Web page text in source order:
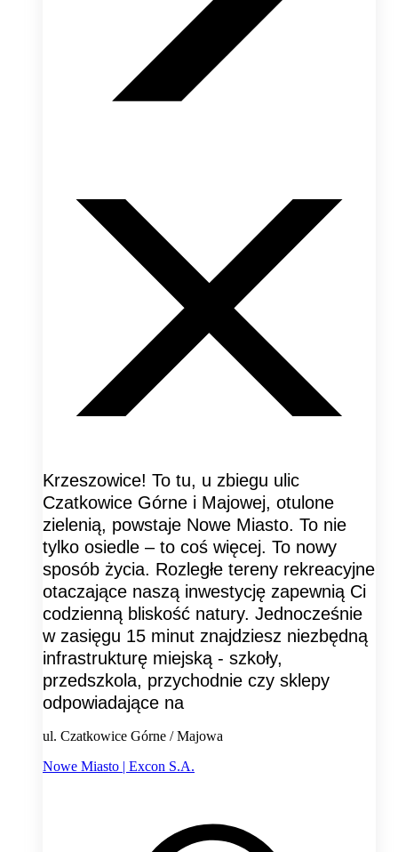
Krzeszowice! To tu, u zbiegu ulic
Czatkowice Górne i Majowej, otulone
zielenią, powstaje Nowe Miasto. To nie
tylko osiedle – to coś więcej. To nowy
sposób życia. Rozległe tereny rekreacyjne
otaczające naszą inwestycję zapewnią Ci
codzienną bliskość natury. Jednocześnie
w zasięgu 15 minut znajdziesz niezbędną
infrastrukturę miejską - szkoły,
przedszkola, przychodnie czy sklepy
odpowiadające na
ul. Czatkowice Górne / Majowa
Nowe Miasto | Excon S.A.